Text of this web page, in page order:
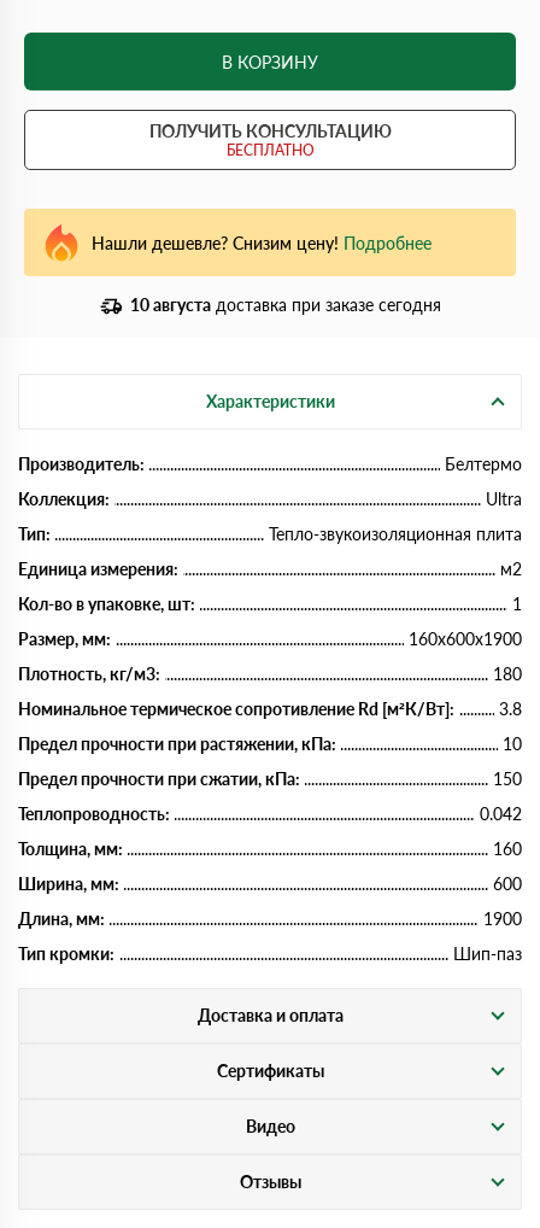
В КОРЗИНУ
ПОЛУЧИТЬ КОНСУЛЬТАЦИЮ
БЕСПЛАТНО
Нашли дешевле? Снизим цену! Подробнее
10 августа доставка при заказе сегодня
Характеристики
Производитель:
Белтермо
Коллекция:
Ultra
Тип:
Тепло-звукоизоляционная плита
Единица измерения:
м2
Кол-во в упаковке, шт:
1
Размер, мм:
160х600х1900
Плотность, кг/м3:
180
Номинальное термическое сопротивление Rd [м²К/Вт]:
3.8
Предел прочности при растяжении, кПа:
10
Предел прочности при сжатии, кПа:
150
Теплопроводность:
0.042
Толщина, мм:
160
Ширина, мм:
600
Длина, мм:
1900
Тип кромки:
Шип-паз
Доставка и оплата
Сертификаты
Видео
Отзывы